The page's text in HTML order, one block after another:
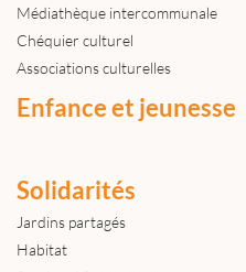
Médiathèque intercommunale
Chéquier culturel
Associations culturelles
Enfance et jeunesse
Solidarités
Jardins partagés
Habitat